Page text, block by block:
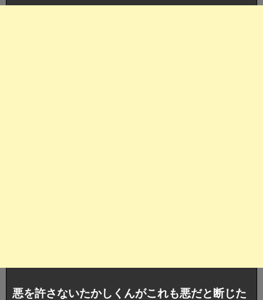
悪を許さないたかしくんがこれも悪だと断じた